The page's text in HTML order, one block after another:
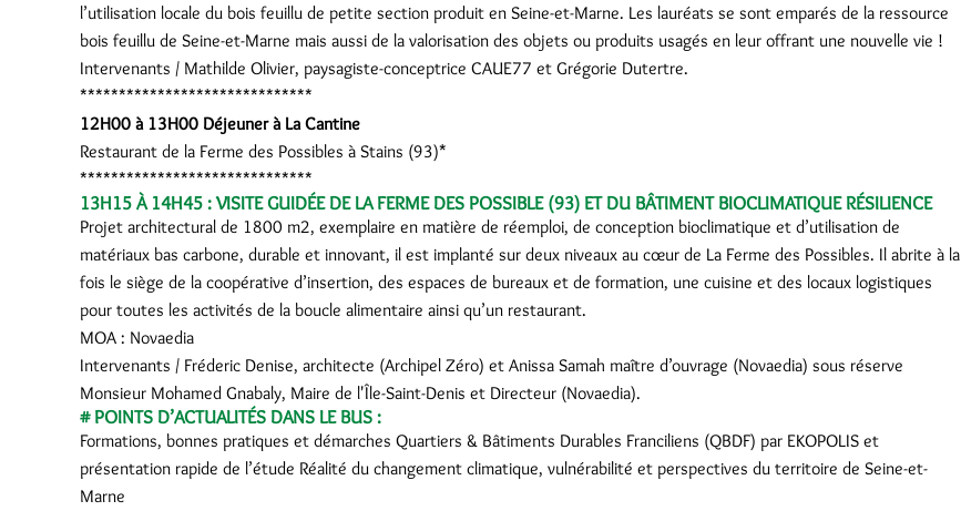
l’utilisation locale du bois feuillu de petite section produit en Seine-et-Marne. Les lauréats se sont emparés de la ressource
bois feuillu de Seine-et-Marne mais aussi de la valorisation des objets ou produits usagés en leur offrant une nouvelle vie !
Intervenants / Mathilde Olivier, paysagiste-conceptrice CAUE77 et Grégorie Dutertre.
******************************
12H00 à 13H00 Déjeuner à La Cantine
Restaurant de la Ferme des Possibles à Stains (93)*
******************************
13H15 À 14H45 : VISITE GUIDÉE DE LA FERME DES POSSIBLE (93) ET DU BÂTIMENT BIOCLIMATIQUE RÉSILIENCE
Projet architectural de 1800 m2, exemplaire en matière de réemploi, de conception bioclimatique et d’utilisation de
matériaux bas carbone, durable et innovant, il est implanté sur deux niveaux au cœur de La Ferme des Possibles. Il abrite à la
fois le siège de la coopérative d’insertion, des espaces de bureaux et de formation, une cuisine et des locaux logistiques
pour toutes les activités de la boucle alimentaire ainsi qu’un restaurant.
MOA : Novaedia
Intervenants / Fréderic Denise, architecte (Archipel Zéro) et Anissa Samah maître d’ouvrage (Novaedia) sous réserve
Monsieur Mohamed Gnabaly, Maire de l'Île-Saint-Denis et Directeur (Novaedia).
# POINTS D’ACTUALITÉS DANS LE BUS :
Formations, bonnes pratiques et démarches Quartiers & Bâtiments Durables Franciliens (QBDF) par EKOPOLIS et
présentation rapide de l’étude Réalité du changement climatique, vulnérabilité et perspectives du territoire de Seine-et-
Marne